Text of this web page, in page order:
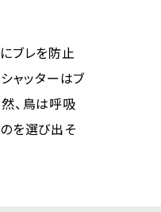
ブレを防止
ャッターはブ
、鳥は呼吸
を選び出そ